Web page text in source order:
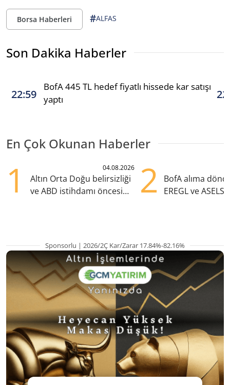
Borsa Haberleri #ALFAS
Son Dakika Haberler
22:59
BofA 445 TL hedef fiyatlı hissede kar satışı
yaptı
En Çok Okunan Haberler
1 04.08.2026
Altın Orta Doğu belirsizliği
ve ABD istihdamı öncesi
2
BofA alıma
EREGL ve ASELS
Sponsorlu | 2026/2Ç Kar/Zarar 17.84%-82.16%